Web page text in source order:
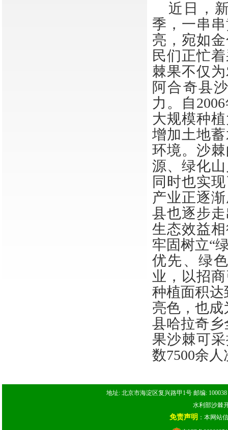
近日，
季，一串
亮，宛如
民们正忙
棘果不仅
阿合奇县
力。自
大规模种
增加土地
环境。沙
源、绿化
同时也实
产业正逐
县也逐步
生态效益
牢固树立“
优先、绿
业，以招
种植面积达
亮色，也成
县哈拉奇乡
果沙棘可
数7500余人
地址: 北京市海淀区复兴路甲1号 邮编:
水利部沙棘
免责声明 ：本网站